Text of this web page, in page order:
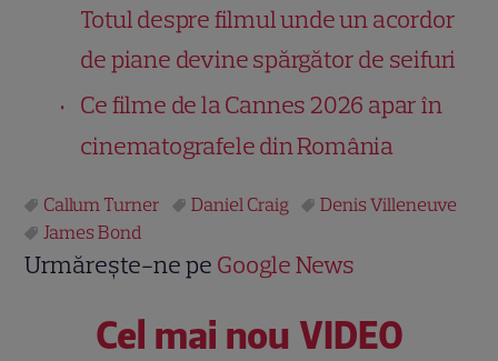
Totul despre filmul unde un acordor
de piane devine spărgător de seifuri
Ce filme de la Cannes 2026 apar în
cinematografele din România
Callum Turner Daniel Craig
Denis Villeneuve
James Bond
Urmărește-ne pe Google News
Cel mai nou VIDEO